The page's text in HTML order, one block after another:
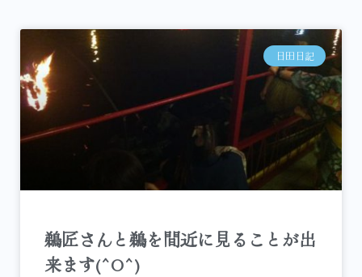
日田日記
鵜匠さんと鵜を間近に見ることが出
来ます(^O^)